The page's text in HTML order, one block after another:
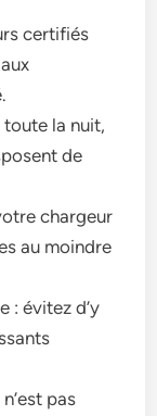
certifiés
la nuit,
de
chargeur
au moindre
: évitez d’y
pas